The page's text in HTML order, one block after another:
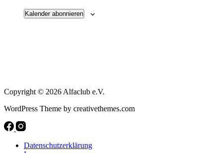
Regionaltreff Zürich
15
Regionaltreff Rhein-Main Groß-Gerau
Kalender abonnieren
Copyright © 2026 Alfaclub e.V.
WordPress Theme by creativethemes.com
Datenschutzerklärung